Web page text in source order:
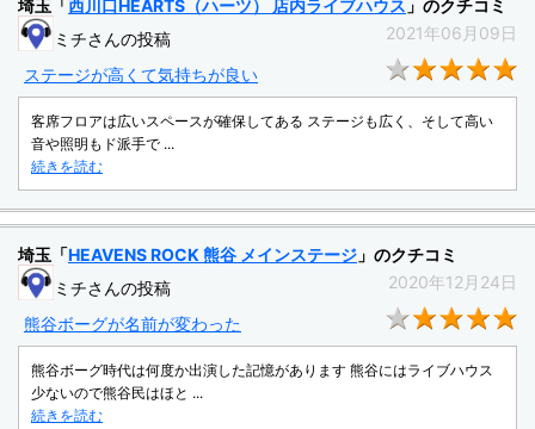
埼玉「 西川口HEARTS（ハーツ） 店内ライブハウス 」のクチコミ
ミチさんの投稿
2021年06月09日
ステージが高くて気持ちが良い
客席フロアは広いスペースが確保してある ステージも広く、そして高い
音や照明もド派手で ...
続きを読む
埼玉「HEAVENS ROCK 熊谷 メインステージ 」のクチコミ
ミチさんの投稿
2020年12月24日
熊谷ボーグが名前が変わった
熊谷ボーグ時代は何度か出演した記憶があります 熊谷にはライブハウス
少ないので熊谷民はほと ...
続きを読む